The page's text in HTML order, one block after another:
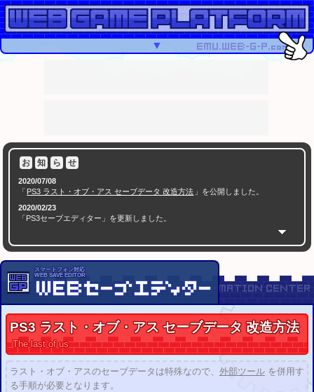
▼
お 知 ら せ
2020/07/08
「 PS3 ラスト・オブ・アス セーブデータ 改造方法 」を公開しました。
2020/02/23
「PS3セーブエディター」を更新しました。
( 500KB以上の場合はバイナリデータを非表示化させることでブラウザーの動作が軽くなりました
「PS3セーブエディター」を更新しました。
( バイオハザード HD／0／4、ファイナルファンタジーX／X-2 に対応しました )
2020/01/05
「PS1セーブデータ改造解析掲示板」を公開しました。
2020/01/05
「PS2セーブデータ改造解析掲示板」を公開しました。
2019/08/20
「PS1関連ツール・PS1セーブデータ改造情報」を公開しました。
2019/08/20
「 PS2関連ツール・PS2セーブデータ改造情報
スマートフォン対応
WEB SAVE EDITOR
PS3 ラスト・オブ・アス セーブデータ 改造方法
The last of us
ラスト・オブ・アスのセーブデータは特殊なので、 外部ツール を併用す
る手順が必要となります。